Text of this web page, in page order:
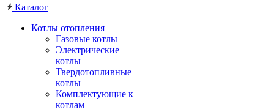
Каталог
Котлы отопления
Газовые котлы
Электрические
котлы
Твердотопливные
котлы
Комплектующие к
котлам